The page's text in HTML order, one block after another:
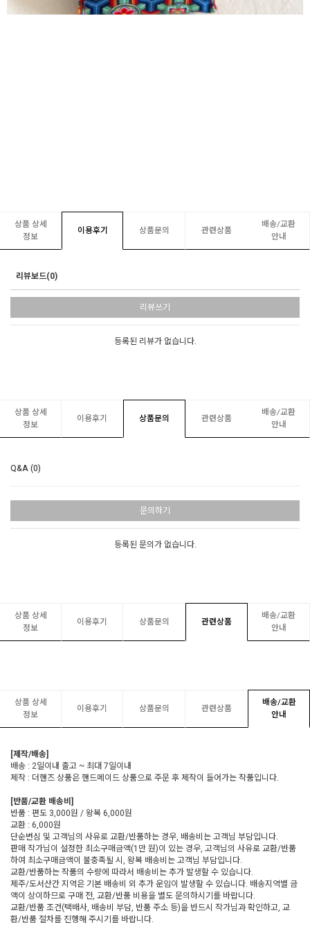
상품 상세
정보
이용후기 상품문의 관련상품
배송/교환
안내
리뷰보드(0)
리뷰쓰기
등록된 리뷰가 없습니다.
상품 상세
정보
이용후기 상품문의 관련상품
배송/교환
안내
Q&A (0)
문의하기
등록된 문의가 없습니다.
상품 상세
정보
이용후기 상품문의 관련상품
배송/교환
안내
상품 상세
정보
이용후기 상품문의 관련상품
배송/교환
안내
[제작/배송]
배송 : 2일이내 출고 ~ 최대 7일이내
제작 : 더핸즈 상품은 핸드메이드 상품으로 주문 후 제작이 들어가는 작품입니다.
[반품/교환 배송비]
반품 : 편도 3,000원 / 왕복 6,000원
교환 : 6,000원
단순변심 및 고객님의 사유로 교환/반품하는 경우, 배송비는 고객님 부담입니다.
판매 작가님이 설정한 최소구매금액(1만 원)이 있는 경우, 고객님의 사유로 교환/반품
하여 최소구매금액이 불충족될 시, 왕복 배송비는 고객님 부담입니다.
교환/반품하는 작품의 수량에 따라서 배송비는 추가 발생할 수 있습니다.
제주/도서산간 지역은 기본 배송비 외 추가 운임이 발생할 수 있습니다. 배송지역별 금
액이 상이하므로 구매 전, 교환/반품 비용을 별도 문의하시기를 바랍니다.
교환/반품 조건(택배사, 배송비 부담, 반품 주소 등)을 반드시 작가님과 확인하고, 교
환/반품 절차를 진행해 주시기를 바랍니다.